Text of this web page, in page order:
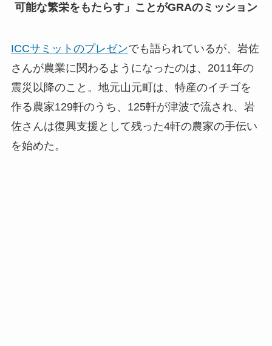
可能な繁栄をもたらす」ことがGRAのミッション
ICCサミットのプレゼンでも語られているが、岩佐
さんが農業に関わるようになったのは、2011年の
震災以降のこと。地元山元町は、特産のイチゴを
作る農家129軒のうち、125軒が津波で流され、岩
佐さんは復興支援として残った4軒の農家の手伝い
を始めた。